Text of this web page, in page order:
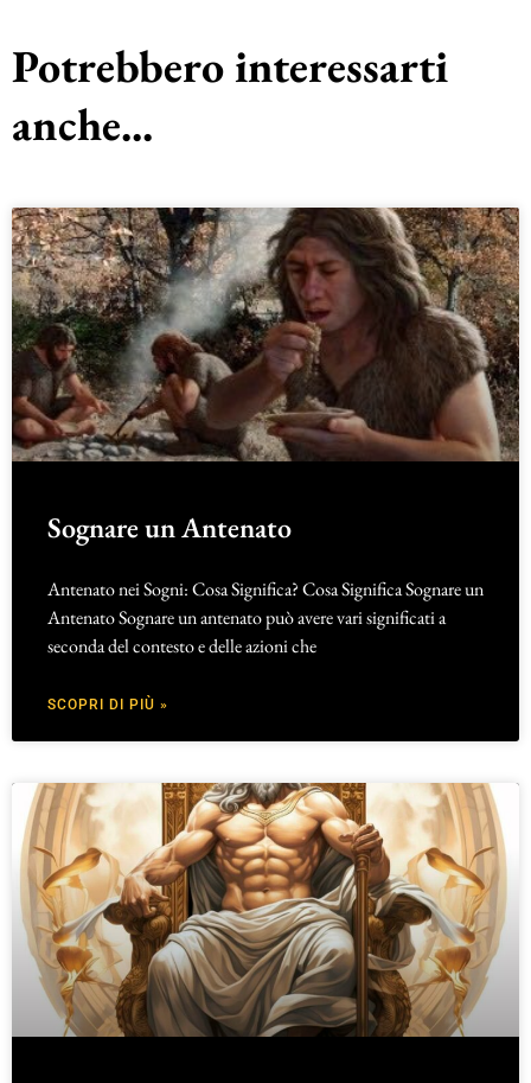
Potrebbero interessarti
anche...
Sognare un Antenato
Antenato nei Sogni: Cosa Significa? Cosa Significa Sognare un
Antenato Sognare un antenato può avere vari significati a
seconda del contesto e delle azioni che
SCOPRI DI PIÙ »